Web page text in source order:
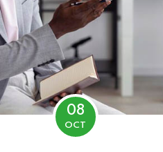
08
OCT